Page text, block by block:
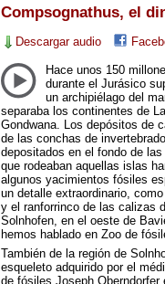
Compsognathus, el
Descargar audio
Hace unos 150
durante el Jurásico
un archipiélago del
separaba los continentes de
Gondwana. Los depósitos de
de las conchas de
depositados en el fondo de
que rodeaban aquellas islas
algunos yacimientos fósiles
un detalle extraordinario,
y el ranforrinco de las calizas
Solnhofen, en el oeste de
hemos hablado en Zoo de
También de la región de
esqueleto adquirido por el
de fósiles Joseph Oberndorfer